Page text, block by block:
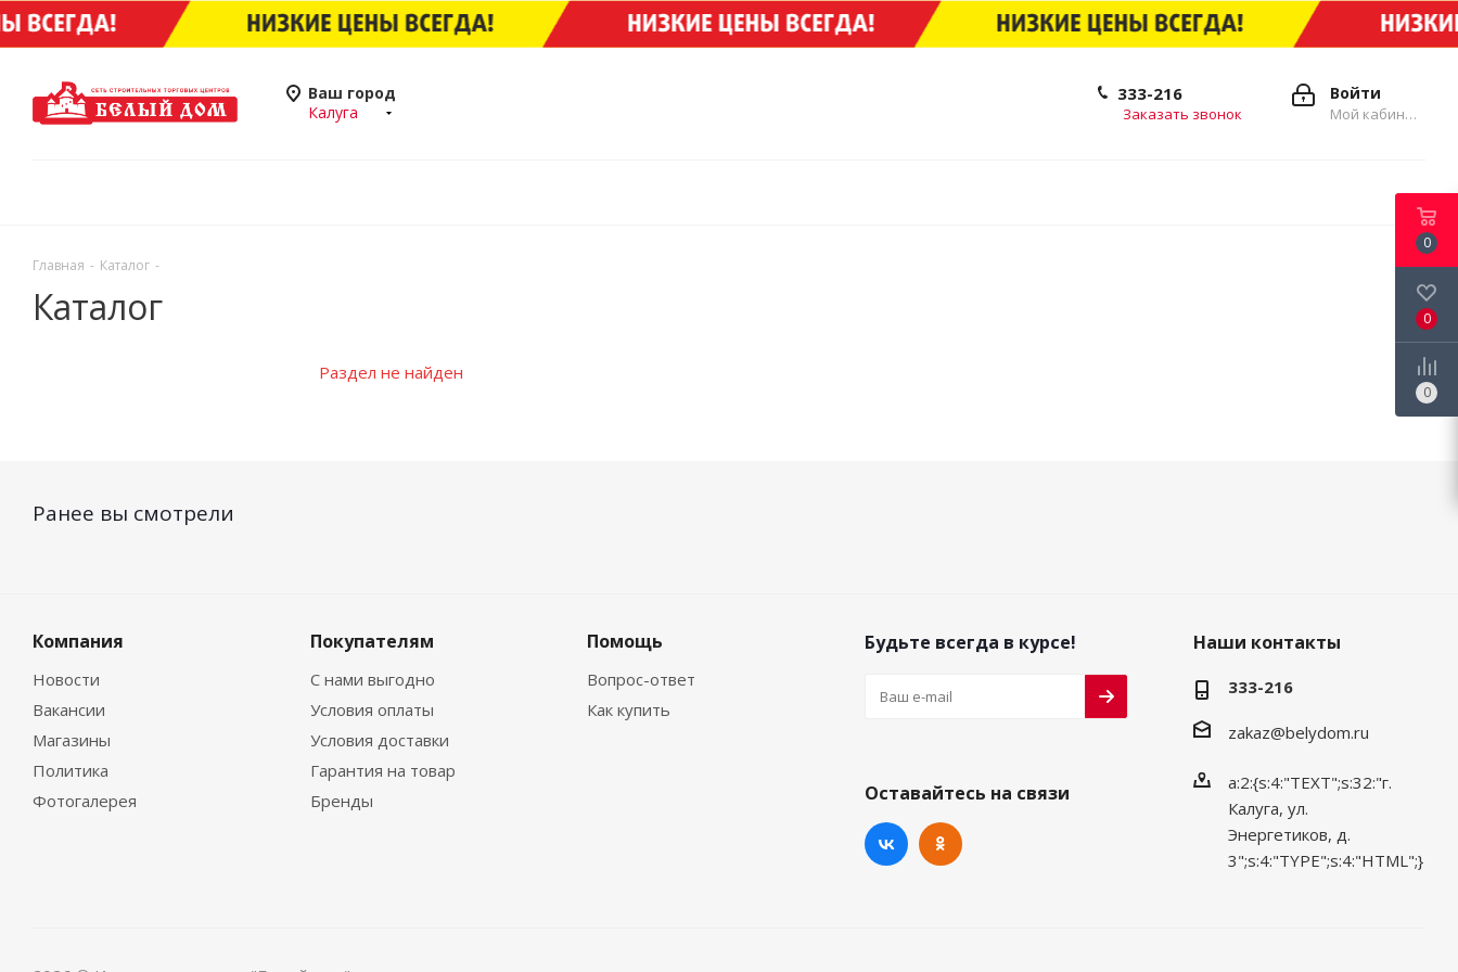
Ваш город
Калуга
Войти
Мой кабинет
333-216
Заказать звонок
Главная - Каталог -
Каталог
Раздел не найден
Ранее вы смотрели
Компания
Новости
Вакансии
Магазины
Политика
Фотогалерея
Покупателям
С нами выгодно
Условия оплаты
Условия доставки
Гарантия на товар
Бренды
Помощь
Вопрос-ответ
Как купить
Будьте всегда в курсе!
Оставайтесь на связи
Наши контакты
333-216
zakaz@belydom.ru
a:2:{s:4:"TEXT";s:32:"г.
Калуга, ул.
Энергетиков, д.
3";s:4:"TYPE";s:4:"HTML";}
0
0
0